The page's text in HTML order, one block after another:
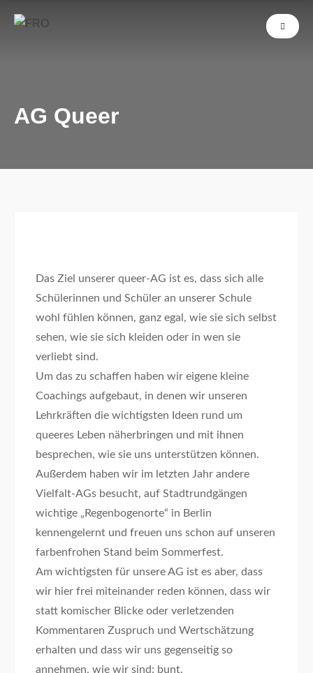
AG Queer
Das Ziel unserer queer-AG ist es, dass sich alle
Schülerinnen und Schüler an unserer Schule
wohl fühlen können, ganz egal, wie sie sich selbst
sehen, wie sie sich kleiden oder in wen sie
verliebt sind.
Um das zu schaffen haben wir eigene kleine
Coachings aufgebaut, in denen wir unseren
Lehrkräften die wichtigsten Ideen rund um
queeres Leben näherbringen und mit ihnen
besprechen, wie sie uns unterstützen können.
Außerdem haben wir im letzten Jahr andere
Vielfalt-AGs besucht, auf Stadtrundgängen
wichtige „Regenbogenorte“ in Berlin
kennengelernt und freuen uns schon auf unseren
farbenfrohen Stand beim Sommerfest.
Am wichtigsten für unsere AG ist es aber, dass
wir hier frei miteinander reden können, dass wir
statt komischer Blicke oder verletzenden
Kommentaren Zuspruch und Wertschätzung
erhalten und dass wir uns gegenseitig so
annehmen, wie wir sind: bunt.